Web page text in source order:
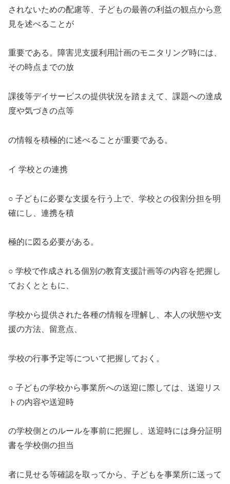
されないための配慮等、子どもの最善の利益の観点から意
見を述べることが
重要である。障害児支援利用計画のモニタリング時には、
その時点までの放
課後等デイサービスの提供状況を踏まえて、課題への達成
度や気づきの点等
の情報を積極的に述べることが重要である。
イ 学校との連携
○ 子どもに必要な支援を行う上で、学校との役割分担を明
確にし、連携を積
極的に図る必要がある。
○ 学校で作成される個別の教育支援計画等の内容を把握し
ておくとともに、
学校から提供された各種の情報を理解し、本人の状態や支
援の方法、留意点、
学校の行事予定等について把握しておく。
○ 子どもの学校から事業所への送迎に際しては、送迎リス
トの内容や送迎時
の学校側とのルールを事前に把握し、送迎時には身分証明
書を学校側の担当
者に見せる等確認を取ってから、子どもを事業所に送って